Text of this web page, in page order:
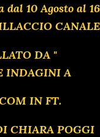
dal 10 Agosto al 16
CANALE
DA "
INDAGINI A
IN FT.
CHIARA POGGI